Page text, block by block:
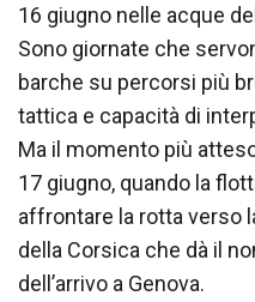
16 giugno nelle acque
Sono giornate che
barche su percorsi più
tattica e capacità di
Ma il momento più
17 giugno, quando la
affrontare la rotta verso
della Corsica che dà il
dell’arrivo a Genova.